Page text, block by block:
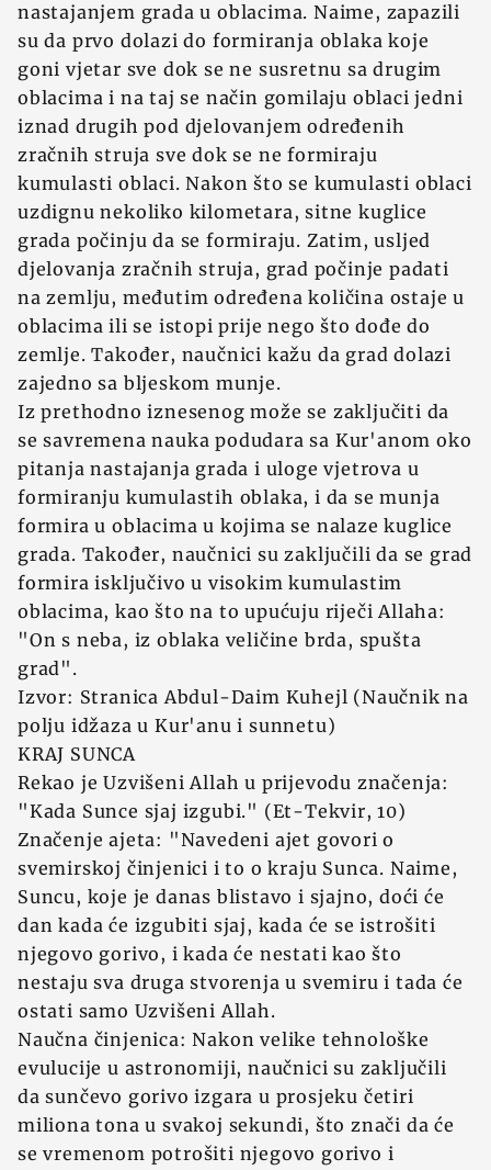
nastajanjem grada u oblacima. Naime, zapazili
su da prvo dolazi do formiranja oblaka koje
goni vjetar sve dok se ne susretnu sa drugim
oblacima i na taj se način gomilaju oblaci jedni
iznad drugih pod djelovanjem određenih
zračnih struja sve dok se ne formiraju
kumulasti oblaci. Nakon što se kumulasti oblaci
uzdignu nekoliko kilometara, sitne kuglice
grada počinju da se formiraju. Zatim, usljed
djelovanja zračnih struja, grad počinje padati
na zemlju, međutim određena količina ostaje u
oblacima ili se istopi prije nego što dođe do
zemlje. Također, naučnici kažu da grad dolazi
zajedno sa bljeskom munje.
Iz prethodno iznesenog može se zaključiti da
se savremena nauka podudara sa Kur'anom oko
pitanja nastajanja grada i uloge vjetrova u
formiranju kumulastih oblaka, i da se munja
formira u oblacima u kojima se nalaze kuglice
grada. Također, naučnici su zaključili da se grad
formira isključivo u visokim kumulastim
oblacima, kao što na to upućuju riječi Allaha:
"On s neba, iz oblaka veličine brda, spušta
grad".
Izvor: Stranica Abdul-Daim Kuhejl (Naučnik na
polju idžaza u Kur'anu i sunnetu)
KRAJ SUNCA
Rekao je Uzvišeni Allah u prijevodu značenja:
"Kada Sunce sjaj izgubi." (Et-Tekvir, 10)
Značenje ajeta: "Navedeni ajet govori o
svemirskoj činjenici i to o kraju Sunca. Naime,
Suncu, koje je danas blistavo i sjajno, doći će
dan kada će izgubiti sjaj, kada će se istrošiti
njegovo gorivo, i kada će nestati kao što
nestaju sva druga stvorenja u svemiru i tada će
ostati samo Uzvišeni Allah.
Naučna činjenica: Nakon velike tehnološke
evulucije u astronomiji, naučnici su zaključili
da sunčevo gorivo izgara u prosjeku četiri
miliona tona u svakoj sekundi, što znači da će
se vremenom potrošiti njegovo gorivo i